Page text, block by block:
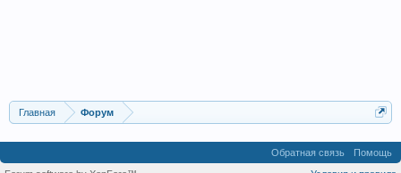
Главная Форум
Обратная связь
Помощь